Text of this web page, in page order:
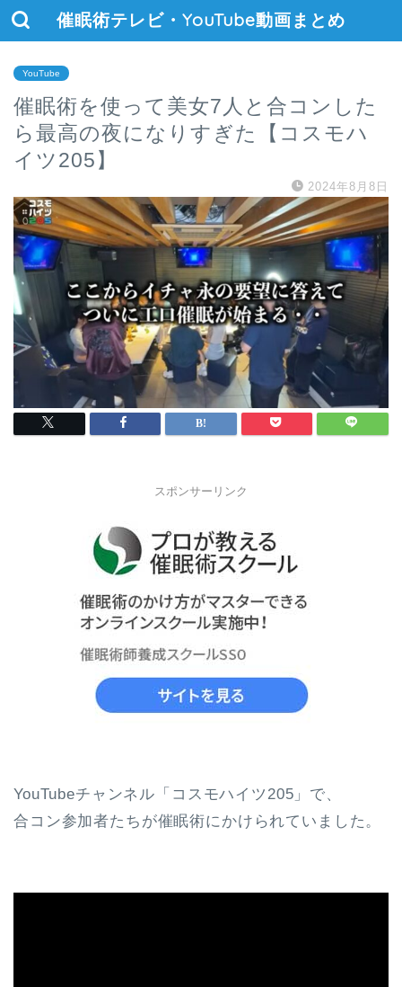
催眠術テレビ・YouTube動画まとめ
YouTube
催眠術を使って美女7人と合コンした
ら最高の夜になりすぎた【コスモハ
イツ205】
2024年8月8日
スポンサーリンク
YouTubeチャンネル「コスモハイツ205」で、
合コン参加者たちが催眠術にかけられていました。